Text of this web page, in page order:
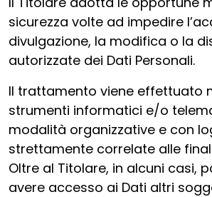
sicurezza volte ad impedire
divulgazione, la modifica o la
autorizzate dei Dati Personali.
Il trattamento viene effettuato
strumenti informatici e/o
modalità organizzative e con
strettamente correlate alle
Oltre al Titolare, in alcuni casi,
avere accesso ai Dati altri